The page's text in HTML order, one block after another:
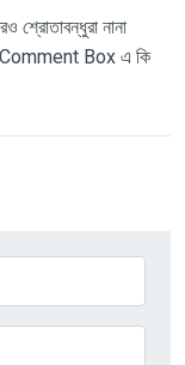
নানা
Comment Box এ কি